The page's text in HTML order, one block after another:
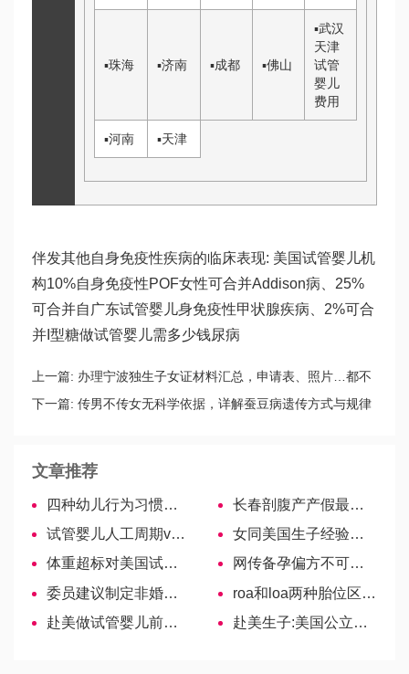
▪珠海 ▪济南 ▪成都 ▪佛山
▪武汉
天津
试管
婴儿
费用
▪河南 ▪天津
伴发其他自身免疫性疾病的临床表现: 美国试管婴儿机
构10%自身免疫性POF女性可合并Addison病、25%
可合并自广东试管婴儿身免疫性甲状腺疾病、2%可合
并I型糖做试管婴儿需多少钱尿病
上一篇: 办理宁波独生子女证材料汇总，申请表、照片…都不
能少！
下一篇: 传男不传女无科学依据，详解蚕豆病遗传方式与规律
文章推荐
四种幼儿行为习惯培养方式，家长们赶快行动起来吧！
长春剖腹产产假最少173天，南关区最长可延至一年
试管婴儿人工周期vs自然周期，两种促排方案适应人群对比
女同美国生子经验：试管婴儿一般性流程
体重超标对美国试管婴儿有哪些影响?
网传备孕偏方不可靠，最新科学生男孩的方法大曝光
委员建议制定非婚生子女统一落户政策，解决上户难题
roa和loa两种胎位区别对比，送给需要的你！
赴美做试管婴儿前需要提前多久禁烟酒？
赴美生子:美国公立学校私立学校该怎么选